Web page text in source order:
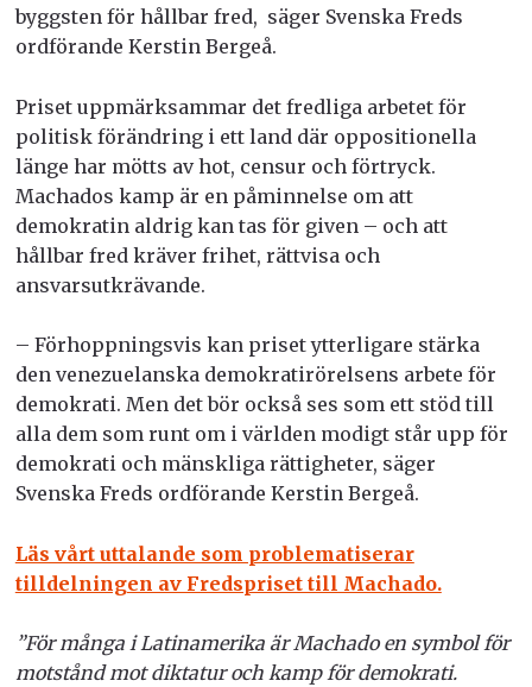
byggsten för hållbar fred, säger Svenska Freds
ordförande Kerstin Bergeå.
Priset uppmärksammar det fredliga arbetet för
politisk förändring i ett land där oppositionella
länge har mötts av hot, censur och förtryck.
Machados kamp är en påminnelse om att
demokratin aldrig kan tas för given – och att
hållbar fred kräver frihet, rättvisa och
ansvarsutkrävande.
– Förhoppningsvis kan priset ytterligare stärka
den venezuelanska demokratirörelsens arbete för
demokrati. Men det bör också ses som ett stöd till
alla dem som runt om i världen modigt står upp för
demokrati och mänskliga rättigheter, säger
Svenska Freds ordförande Kerstin Bergeå.
Läs vårt uttalande som problematiserar
tilldelningen av Fredspriset till Machado.
”För många i Latinamerika är Machado en symbol för
motstånd mot diktatur och kamp för demokrati.